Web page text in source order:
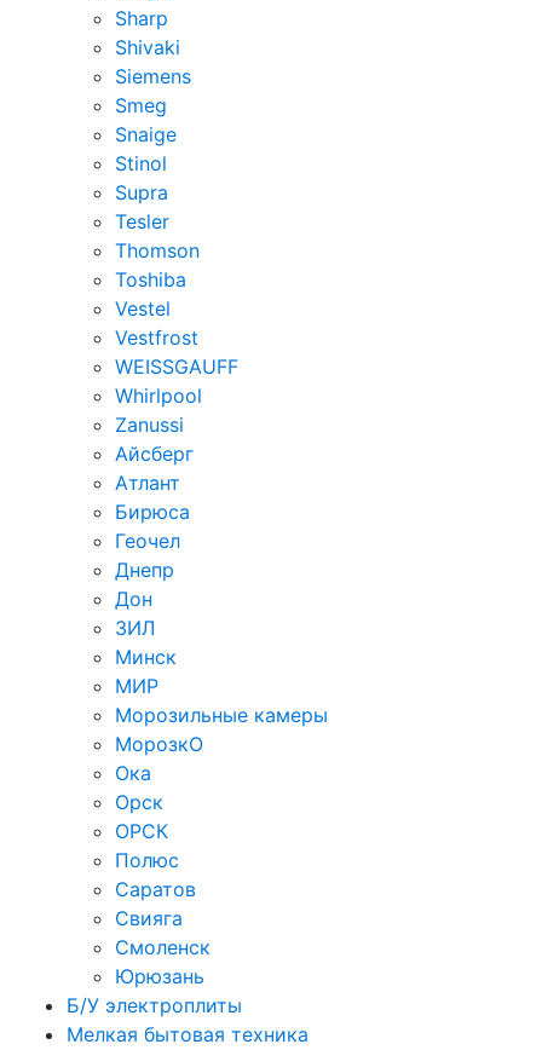
Sharp
Shivaki
Siemens
Smeg
Snaige
Stinol
Supra
Tesler
Thomson
Toshiba
Vestel
Vestfrost
WEISSGAUFF
Whirlpool
Zanussi
Айсберг
Атлант
Бирюса
Геочел
Днепр
Дон
ЗИЛ
Минск
МИР
Морозильные камеры
МорозкО
Ока
Орск
ОРСК
Полюс
Саратов
Свияга
Смоленск
Юрюзань
Б/У электроплиты
Мелкая бытовая техника